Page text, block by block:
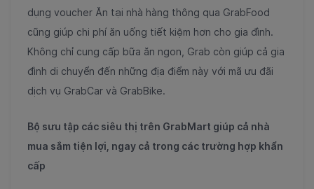
dụng voucher Ăn tại nhà hàng thông qua GrabFood
cũng giúp chi phí ăn uống tiết kiệm hơn cho gia đình.
Không chỉ cung cấp bữa ăn ngon, Grab còn giúp cả gia
đình di chuyển đến những địa điểm này với mã ưu đãi
dịch vụ GrabCar và GrabBike.
Bộ sưu tập các siêu thị trên GrabMart giúp cả nhà
mua sắm tiện lợi, ngay cả trong các trường hợp khẩn
cấp